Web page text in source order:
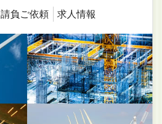
請負ご依頼 求人情報